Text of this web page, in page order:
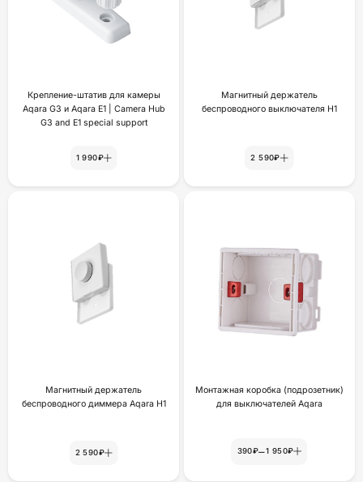
Крепление-штатив для камеры
Aqara G3 и Aqara E1 | Camera Hub
G3 and E1 special support
1 990₽
Магнитный держатель
беспроводного выключателя H1
2 590₽
Магнитный держатель
беспроводного диммера Aqara H1
2 590₽
Монтажная коробка (подрозетник)
для выключателей Aqara
390₽–1 950₽